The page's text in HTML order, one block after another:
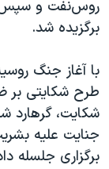
روس‌نفت و سپس
برگزیده ‌شد.
با آغاز جنگ
طرح شکایتی بر
شکایت، گرهارد
جنایت علیه
برگزاری جلسله